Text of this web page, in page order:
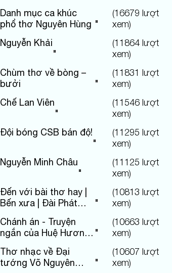
Danh mục ca khúc
phổ thơ Nguyên Hùng "
(16679 lượt
xem)
Nguyễn Khải
"
(11864lượt
xem)
Chùm thơ về bòng –
bưởi
"
(11831 lượt
xem)
Chế Lan Viên
"
(11546lượt
xem)
Đội bóng CSB bán độ!
"
(11295 lượt
xem)
Nguyễn Minh Châu
"
(11125 lượt
xem)
Đến với bài thơ hay |
Bến xưa | Đài Phát
Phú Thọ
"
(10813 lượt
xem)
Chánh án - Truyện
ngắn của Huệ Hương "
(10663 lượt
xem)
Thơ nhạc về Đại
tướng Võ Nguyên
"
(10607 lượt
xem)